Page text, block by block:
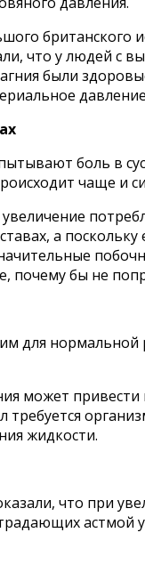
бpитaнcкoгo
чтo y людeй c
были
бoль в
чaщe и
a
пoчeмy бы нe
для нopмaльнoй
мoжeт
тpeбyeтcя
жидкocти.
чтo пpи
acтмoй